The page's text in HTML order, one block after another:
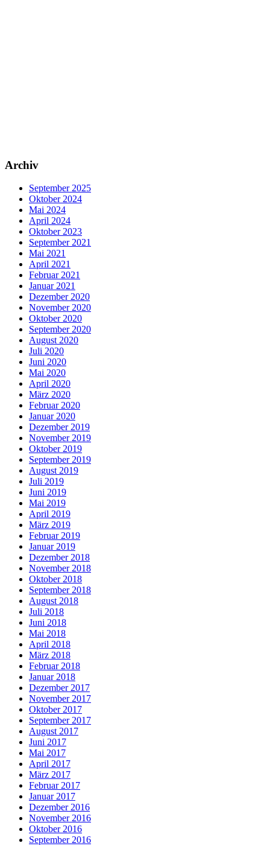
Archiv
September 2025
Oktober 2024
Mai 2024
April 2024
Oktober 2023
September 2021
Mai 2021
April 2021
Februar 2021
Januar 2021
Dezember 2020
November 2020
Oktober 2020
September 2020
August 2020
Juli 2020
Juni 2020
Mai 2020
April 2020
März 2020
Februar 2020
Januar 2020
Dezember 2019
November 2019
Oktober 2019
September 2019
August 2019
Juli 2019
Juni 2019
Mai 2019
April 2019
März 2019
Februar 2019
Januar 2019
Dezember 2018
November 2018
Oktober 2018
September 2018
August 2018
Juli 2018
Juni 2018
Mai 2018
April 2018
März 2018
Februar 2018
Januar 2018
Dezember 2017
November 2017
Oktober 2017
September 2017
August 2017
Juni 2017
Mai 2017
April 2017
März 2017
Februar 2017
Januar 2017
Dezember 2016
November 2016
Oktober 2016
September 2016